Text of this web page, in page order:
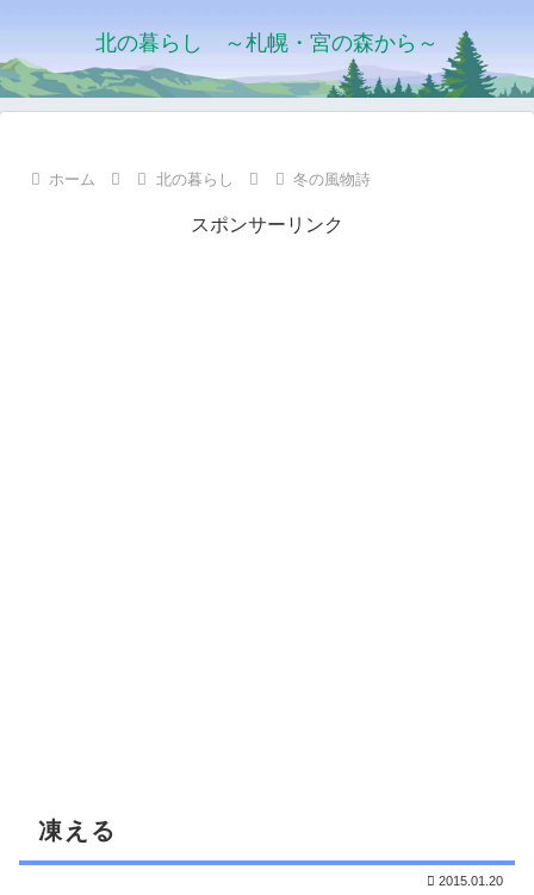
北の暮らし ～札幌・宮の森から～
ホーム 北の暮らし 冬の風物詩
スポンサーリンク
凍える
2015.01.20